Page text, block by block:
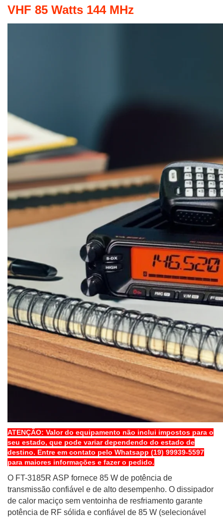
VHF 85 Watts 144 MHz
ATENÇÃO: Valor do equipamento não inclui impostos para o
seu estado, que pode variar dependendo do estado de
destino. Entre em contato pelo Whatsapp (19) 99939-5597
para maiores informações e fazer o pedido.
O FT-3185R ASP fornece 85 W de potência de
transmissão confiável e de alto desempenho. O dissipador
de calor maciço sem ventoinha de resfriamento garante
potência de RF sólida e confiável de 85 W (selecionável